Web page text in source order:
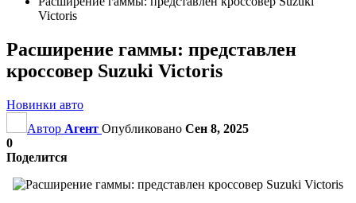
Victoris
Расширение гаммы: представлен
кроссовер Suzuki Victoris
Новинки авто
Автор Агент Опубликовано Сен 8, 2025
0
Поделится